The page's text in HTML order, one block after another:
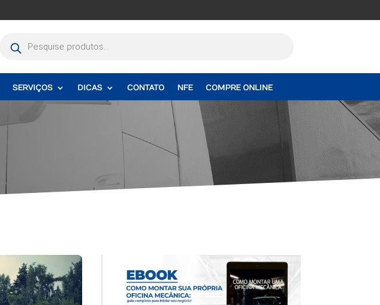
produtos
SERVIÇOS DICAS CONTATO NFE COMPRE ONLINE